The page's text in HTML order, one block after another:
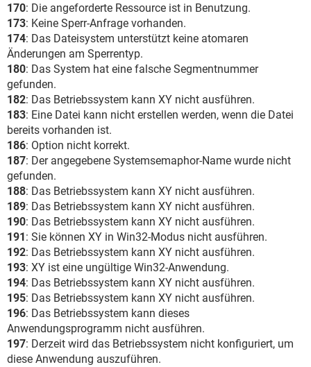
170: Die angeforderte Ressource ist in Benutzung.
173: Keine Sperr-Anfrage vorhanden.
174: Das Dateisystem unterstützt keine atomaren
Änderungen am Sperrentyp.
180: Das System hat eine falsche Segmentnummer
gefunden.
182: Das Betriebssystem kann XY nicht ausführen.
183: Eine Datei kann nicht erstellen werden, wenn die Datei
bereits vorhanden ist.
186: Option nicht korrekt.
187: Der angegebene Systemsemaphor-Name wurde nicht
gefunden.
188: Das Betriebssystem kann XY nicht ausführen.
189: Das Betriebssystem kann XY nicht ausführen.
190: Das Betriebssystem kann XY nicht ausführen.
191: Sie können XY in Win32-Modus nicht ausführen.
192: Das Betriebssystem kann XY nicht ausführen.
193: XY ist eine ungültige Win32-Anwendung.
194: Das Betriebssystem kann XY nicht ausführen.
195: Das Betriebssystem kann XY nicht ausführen.
196: Das Betriebssystem kann dieses
Anwendungsprogramm nicht ausführen.
197: Derzeit wird das Betriebssystem nicht konfiguriert, um
diese Anwendung auszuführen.